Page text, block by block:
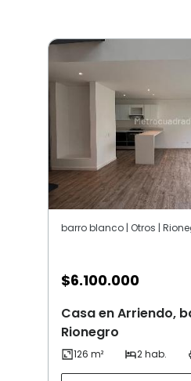
barro blanco | Otros |
$6.100.000
Casa en Arriendo,
Rionegro